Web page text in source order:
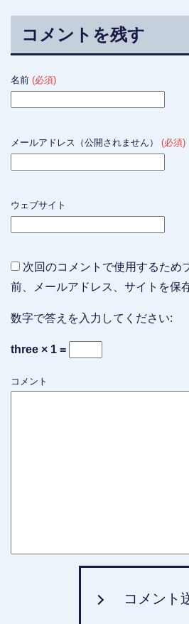
コメントを残す
名前 (必須)
メールアドレス（公開されません） (必須)
ウェブサイト
次回のコメントで使用するため
前、メールアドレス、サイトを保
数字で答えを入力してください:
three × 1 =
コメント
コメント